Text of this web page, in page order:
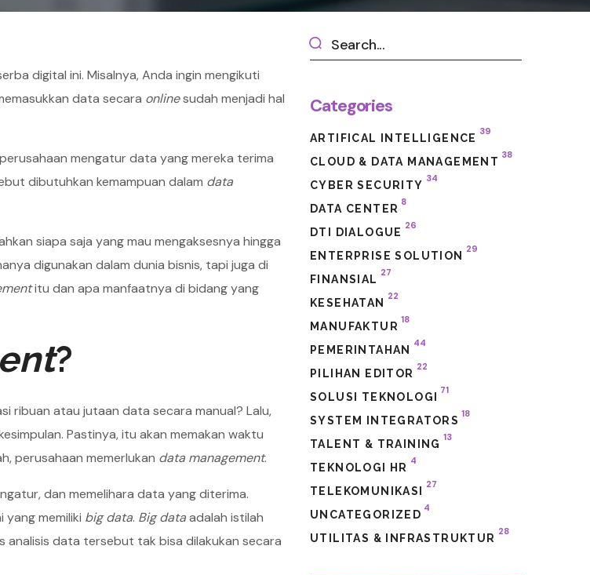
digital ini. Misalnya, Anda ingin mengikuti
data secara onlinesudah menjadi hal
mengatur data yang mereka terima
dibutuhkan kemampuan dalam data
siapa saja yang mau mengaksesnya hingga
digunakan dalam dunia bisnis, tapi juga di
itu dan apa manfaatnya di bidang yang
?
ribuan atau jutaan data secara manual? Lalu,
Pastinya, itu akan memakan waktu
perusahaan memerlukan data management.
dan memelihara data yang diterima.
memiliki big data. Big dataadalah istilah
analisis data tersebut tak bisa dilakukan secara
Categories
ARTIFICAL INTELLIGENCE
39
CLOUD & DATA MANAGEMENT
38
CYBER SECURITY
34
DATA CENTER
8
DTI DIALOGUE
26
ENTERPRISE SOLUTION
29
FINANSIAL
27
KESEHATAN
22
MANUFAKTUR
18
PEMERINTAHAN
44
PILIHAN EDITOR
22
SOLUSI TEKNOLOGI
71
SYSTEM INTEGRATORS
18
TALENT & TRAINING
13
TEKNOLOGI HR
4
TELEKOMUNIKASI
27
UNCATEGORIZED
4
UTILITAS & INFRASTRUKTUR
28